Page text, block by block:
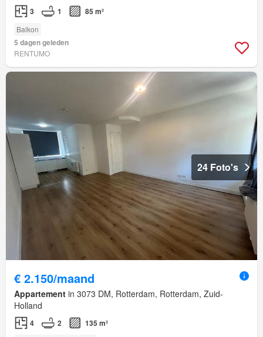
3 1 85 m²
Balkon
5 dagen geleden
RENTUMO
24 Foto's
€ 2.150/maand
Appartement in 3073 DM, Rotterdam, Rotterdam, Zuid-
Holland
4 2 135 m²